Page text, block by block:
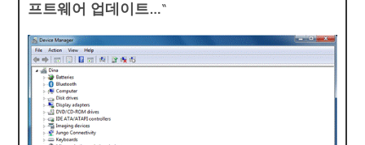
프트웨어 업데이트…“